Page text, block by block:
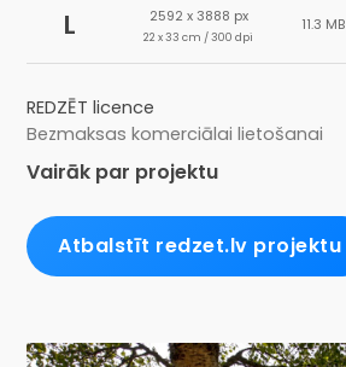
L 2592 x 3888 px
22 x 33 cm / 300 dpi
11.3 MB
REDZĒT licence
Bezmaksas komerciālai lietošanai
Vairāk par projektu
Atbalstīt redzet.lv projektu